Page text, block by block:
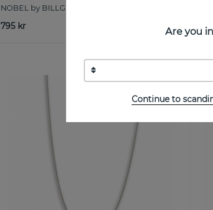
NOBEL by BILLGREN
795 kr Are you
Continue to